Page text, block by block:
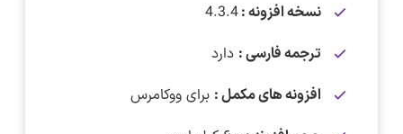
نسخه افزونه :4.3.4
ترجمه فارسی : دارد
افزونه های مکمل : برای ووکامرس